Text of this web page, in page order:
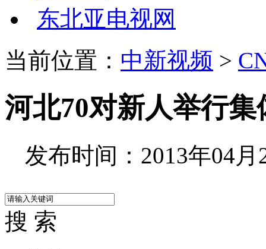
东北亚电视网
当前位置： 中新视频 >
河北70对新人举行
发布时间：2013年04月
搜 索